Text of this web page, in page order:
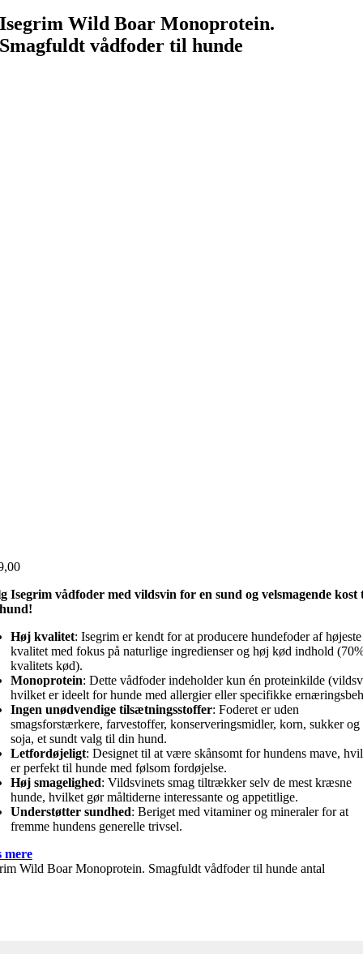
Isegrim Wild Boar Monoprotein.
Smagfuldt vådfoder til hunde
Isegrim vådfoder med vildsvin for en sund og velsmagende kost
Høj kvalitet: Isegrim er kendt for at producere hundefoder af højeste
kvalitet med fokus på naturlige ingredienser og høj kød indhold
kvalitets kød).
Monoprotein: Dette vådfoder indeholder kun én proteinkilde
hvilket er ideelt for hunde med allergier eller specifikke
Ingen unødvendige tilsætningsstoffer: Foderet er uden
smagsforstærkere, farvestoffer, konserveringsmidler, korn, sukker og
soja, et sundt valg til din hund.
Letfordøjeligt: Designet til at være skånsomt for hundens mave,
er perfekt til hunde med følsom fordøjelse.
Høj smagelighed: Vildsvinets smag tiltrækker selv de mest kræsne
hunde, hvilket gør måltiderne interessante og appetitlige.
Understøtter sundhed: Beriget med vitaminer og mineraler for at
fremme hundens generelle trivsel.
mere
Wild Boar Monoprotein. Smagfuldt vådfoder til hunde antal